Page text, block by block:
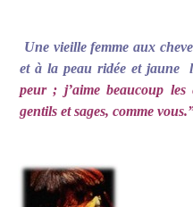
Une vieille femme aux
et à la peau ridée et jaune
peur ; j’aime beaucoup
gentils et sages, comme